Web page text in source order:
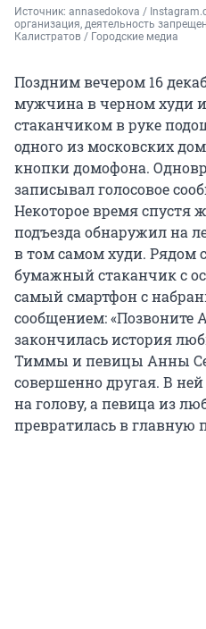
Источник: annasedokova /
организация, деятельность
Калистратов / Городские медиа
Поздним вечером 16
мужчина в черном худи
стаканчиком в руке
одного из московских
кнопки домофона.
записывал голосовое
Некоторое время спустя
подъезда обнаружил на
в том самом худи. Рядом
бумажный стаканчик с
самый смартфон с
сообщением: «Позвоните
закончилась история
Тиммы и певицы Анны
совершенно другая. В ней
на голову, а певица из
превратилась в главную